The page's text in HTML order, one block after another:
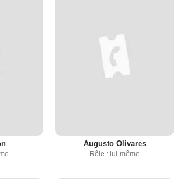
Augusto Olivares
Rôle : lui-même